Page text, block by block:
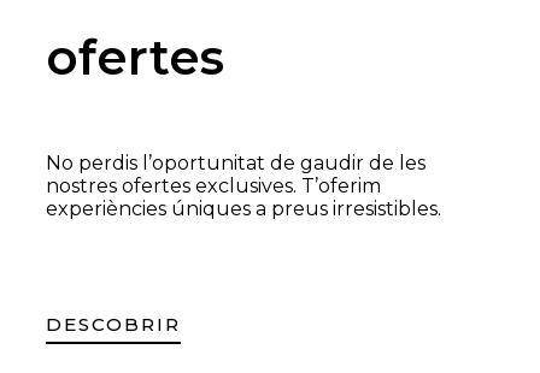
ofertes
No perdis l’oportunitat de gaudir de les
nostres ofertes exclusives. T’oferim
experiències úniques a preus irresistibles.
DESCOBRIR